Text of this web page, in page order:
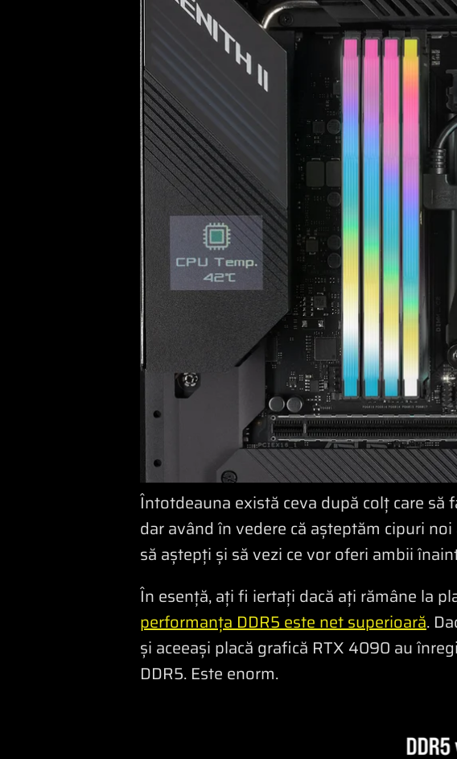
Întotdeauna există ceva după colț care să
dar având în vedere că așteptăm cipuri
să aștepți și să vezi ce vor oferi ambii
În esență, ați fi iertați dacă ați rămâne la
performanța DDR5 este net superioară.
și aceeași placă grafică RTX 4090 au
DDR5. Este enorm.